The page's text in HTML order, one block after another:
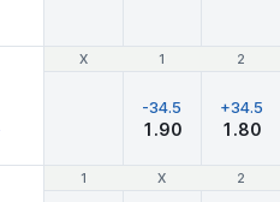
Χ 1 2
Χ 1 2
-34.5
1.90
+34.5
1.80
1 X 2
1 X 2